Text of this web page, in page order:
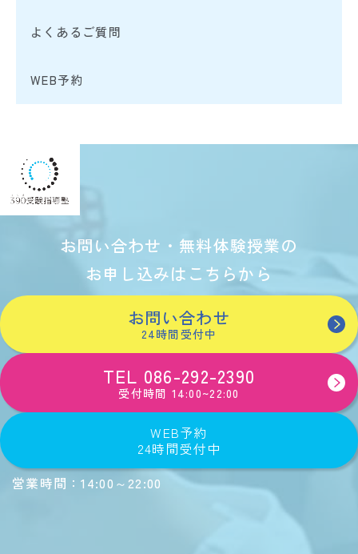
よくあるご質問
WEB予約
お問い合わせ・無料体験授業の
お申し込みはこちらから
お問い合わせ
24時間受付中
TEL 086-292-2390
受付時間 14:00~22:00
WEB予約
24時間受付中
営業時間：14:00～22:00